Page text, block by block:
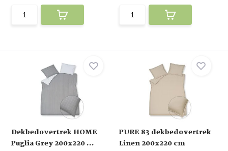
Dekbedovertrek HOME
Puglia Grey 200x220 ...
PURE 83 dekbedovertrek
Linen 200x220 cm